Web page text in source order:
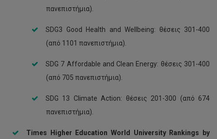
πανεπιστήμια).
SDG3 Good Health and Wellbeing: θέσεις 301-400
(από 1101 πανεπιστήμια).
SDG 7 Affordable and Clean Energy: θέσεις 301-400
(από 705 πανεπιστήμια).
SDG 13 Climate Action: θέσεις 201-300 (από 674
πανεπιστήμια).
Times Higher Education World University Rankings by